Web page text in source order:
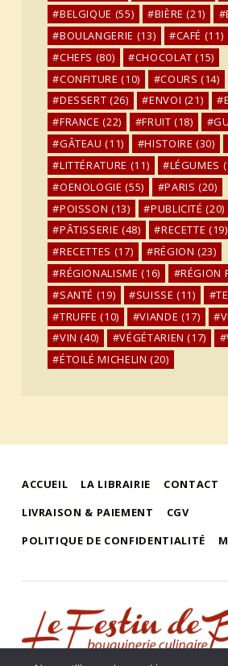
BELGIQUE (55) BIÈRE (21)
BOULANGERIE (13) CAFÉ (11)
CHEFS (80) CHOCOLAT (15)
CONFITURE (10) COURS (14)
DESSERT (26) ENVOI (21)
FRANCE (22) FRUIT (18)
GÂTEAU (11) HISTOIRE (30)
LITTÉRATURE (11) LÉGUMES
OENOLOGIE (55) PARIS (20)
POISSON (13) PUBLICITÉ (20)
PÂTISSERIE (48) RECETTE (19)
RECETTES (17) RÉGION (23)
RÉGIONALISME (16) RÉGION
SANTÉ (19) SUISSE (11)
TRUFFE (10) VIANDE (17)
VIN (40) VÉGÉTARIEN (17)
ÉTOILÉ MICHELIN (20)
ACCUEIL LA LIBRAIRIE
CONTACT
LIVRAISON & PAIEMENT
CGV
POLITIQUE DE CONFIDENTIALITÉ
le festin de babette
"LE FESTIN DE BABETTE" – BOUQUINERIE GASTRONOMIQUE